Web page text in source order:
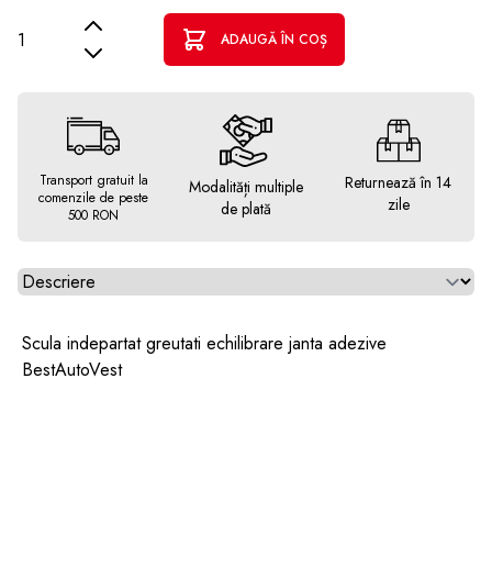
ADAUGĂ ÎN COȘ
Transport gratuit la
comenzile de peste
500 RON
Modalități multiple
de plată
Returnează în 14
zile
Alegeti tab
Scula indepartat greutati echilibrare janta adezive
BestAutoVest